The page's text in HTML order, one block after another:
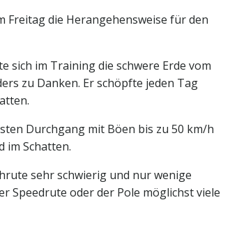
Freitag die Herangehensweise für den
sich im Training die schwere Erde vom
zu Danken. Er schöpfte jeden Tag
Durchgang mit Böen bis zu 50 km/h
im Schatten.
sehr schwierig und nur wenige
Speedrute oder der Pole möglichst viele